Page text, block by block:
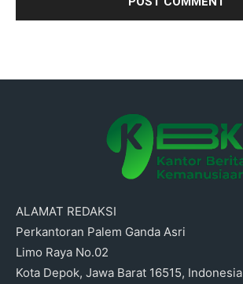
ALAMAT REDAKSI
Perkantoran Palem Ganda Asri
Limo Raya No.02
Kota Depok, Jawa Barat 16515, Indonesia